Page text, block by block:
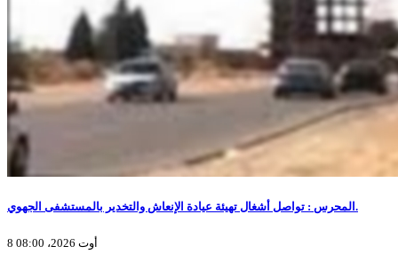
المحرس : تواصل أشغال تهيئة عيادة الإنعاش والتخدير بالمستشفى الجهوي.
8 أوت 2026، 08:00